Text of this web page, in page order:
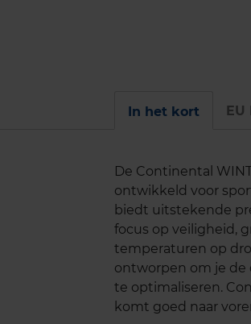
In het kort
De Continental
ontwikkeld voor
biedt uitstekende
focus op veiligheid,
temperaturen op
ontworpen om je de
te optimaliseren.
komt goed naar